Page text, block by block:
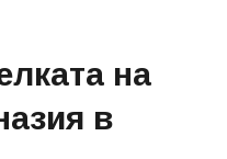
на
в